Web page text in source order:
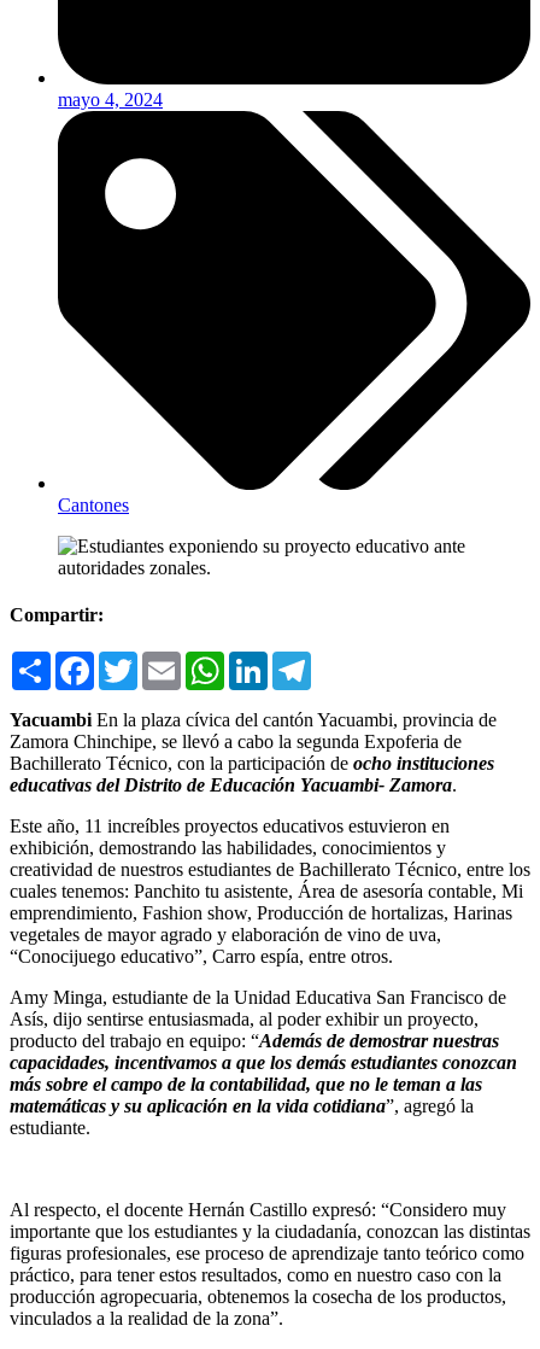
mayo 4, 2024
Cantones
Compartir:
CompartirFacebook
TwitterEmail WhatsApp
LinkedIn
YacuambiEn la plaza cívica del cantón Yacuambi, provincia de
Zamora Chinchipe, se llevó a cabo la segunda Expoferia de
Bachillerato Técnico, con la participación de ocho instituciones
educativas del Distrito de Educación Yacuambi- Zamora.
Este año, 11 increíbles proyectos educativos estuvieron en
exhibición, demostrando las habilidades, conocimientos y
creatividad de nuestros estudiantes de Bachillerato Técnico, entre los
cuales tenemos: Panchito tu asistente, Área de asesoría contable, Mi
emprendimiento, Fashion show, Producción de hortalizas, Harinas
vegetales de mayor agrado y elaboración de vino de uva,
“Conocijuego educativo”, Carro espía, entre otros.
Amy Minga, estudiante de la Unidad Educativa San Francisco de
Asís, dijo sentirse entusiasmada, al poder exhibir un proyecto,
producto del trabajo en equipo: “Además de demostrar nuestras
capacidades, incentivamos a que los demás estudiantes conozcan
más sobre el campo de la contabilidad, que no le teman a las
matemáticas y su aplicación en la vida cotidiana”, agregó la
estudiante.
Al respecto, el docente Hernán Castillo expresó: “Considero muy
importante que los estudiantes y la ciudadanía, conozcan las distintas
figuras profesionales, ese proceso de aprendizaje tanto teórico como
práctico, para tener estos resultados, como en nuestro caso con la
producción agropecuaria, obtenemos la cosecha de los productos,
vinculados a la realidad de la zona”.